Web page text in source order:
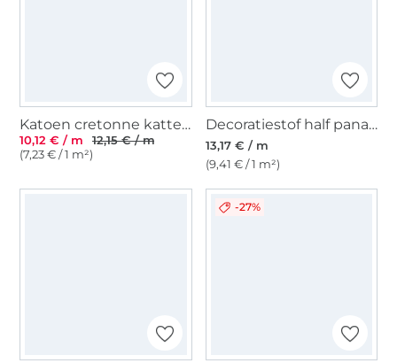
Katoen cretonne katten, beige
10,12 € / m
12,15 € / m
(7,23 € / 1 m²)
Decoratiestof half panama Leo Linnenlook, beige
13,17 € / m
(9,41 € / 1 m²)
-27%